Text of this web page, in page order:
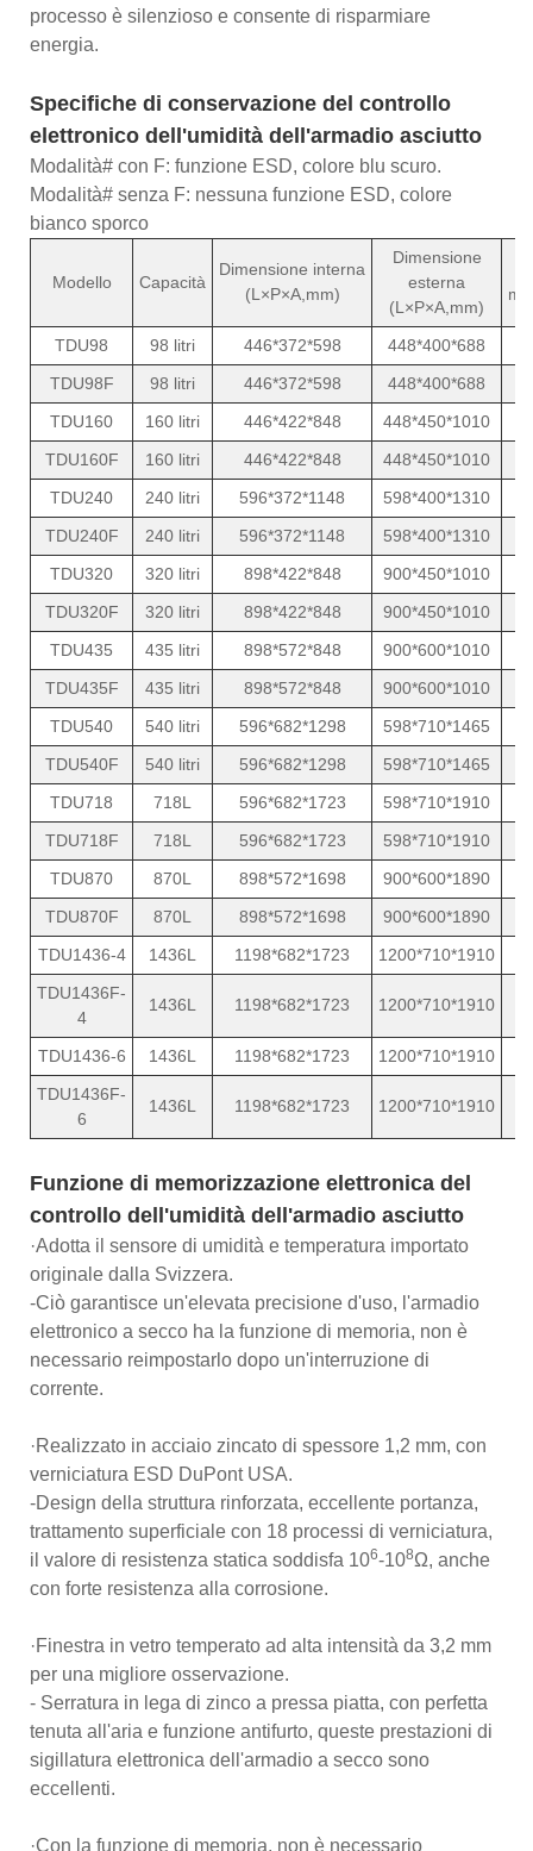
processo è silenzioso e consente di risparmiare
energia.
Specifiche di conservazione del controllo
elettronico dell'umidità dell'armadio asciutto
Modalità# con F: funzione ESD, colore blu scuro.
Modalità# senza F: nessuna funzione ESD, colore
bianco sporco
Modello Capacità
Dimensione interna
(L×P×A,mm)
Dimensione
esterna
(L×P×A,mm)
TDU98 98 litri 446*372*598
448*400*688
TDU98F
98 litri 446*372*598
448*400*688
TDU160
160 litri 446*422*848
448*450*1010
TDU160F
160 litri 446*422*848
448*450*1010
TDU240
240 litri 596*372*1148
598*400*1310
TDU240F
240 litri 596*372*1148
598*400*1310
TDU320
320 litri 898*422*848
900*450*1010
TDU320F
320 litri 898*422*848
900*450*1010
TDU435
435 litri 898*572*848
900*600*1010
TDU435F
435 litri 898*572*848
900*600*1010
TDU540
540 litri 596*682*1298
598*710*1465
TDU540F
540 litri 596*682*1298
598*710*1465
TDU718
718L 596*682*1723
598*710*1910
TDU718F
718L 596*682*1723
598*710*1910
TDU870
870L 898*572*1698
900*600*1890
TDU870F
870L 898*572*1698
900*600*1890
TDU1436-4
1436L 1198*682*1723
1200*710*1910
TDU1436F-
4
1436L 1198*682*1723 1200*710*1910
TDU1436-6 1436L 1198*682*1723
1200*710*1910
TDU1436F-
6
1436L 1198*682*1723 1200*710*1910
Funzione di memorizzazione elettronica del
controllo dell'umidità dell'armadio asciutto
·Adotta il sensore di umidità e temperatura importato
originale dalla Svizzera.
-Ciò garantisce un'elevata precisione d'uso, l'armadio
elettronico a secco ha la funzione di memoria, non è
necessario reimpostarlo dopo un'interruzione di
corrente.
·Realizzato in acciaio zincato di spessore 1,2 mm, con
verniciatura ESD DuPont USA.
-Design della struttura rinforzata, eccellente portanza,
trattamento superficiale con 18 processi di verniciatura,
il valore di resistenza statica soddisfa 106-108Ω, anche
con forte resistenza alla corrosione.
·Finestra in vetro temperato ad alta intensità da 3,2 mm
per una migliore osservazione.
- Serratura in lega di zinco a pressa piatta, con perfetta
tenuta all'aria e funzione antifurto, queste prestazioni di
sigillatura elettronica dell'armadio a secco sono
eccellenti.
·Con la funzione di memoria, non è necessario